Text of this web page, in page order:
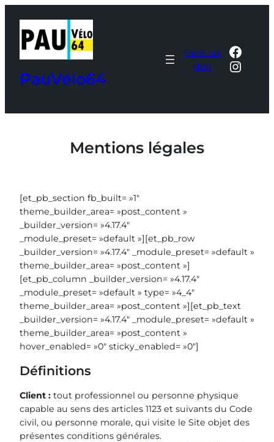
contenu
PauVélo64
Faire un
don
Mentions légales
[et_pb_section fb_built= »1″
theme_builder_area= »post_content »
_builder_version= »4.17.4″
_module_preset= »default »][et_pb_row
_builder_version= »4.17.4″ _module_preset= »default »
theme_builder_area= »post_content »]
[et_pb_column _builder_version= »4.17.4″
_module_preset= »default » type= »4_4″
theme_builder_area= »post_content »][et_pb_text
_builder_version= »4.17.4″ _module_preset= »default »
theme_builder_area= »post_content »
hover_enabled= »0″ sticky_enabled= »0″]
Définitions
Client : tout professionnel ou personne physique
capable au sens des articles 1123 et suivants du Code
civil, ou personne morale, qui visite le Site objet des
présentes conditions générales.